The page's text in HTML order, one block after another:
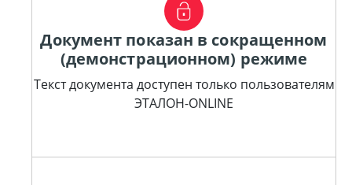
Документ показан в сокращенном
(демонстрационном) режиме
Текст документа доступен только пользователям
ЭТАЛОН-ONLINE